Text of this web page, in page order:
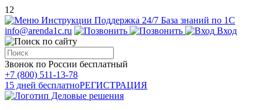
12
Инструкции Поддержка 24/7 База знаний по 1С
info@arenda1c.ru
Вход
Звонок по России бесплатный
+7 (800) 511-13-78
15 дней бесплатноРЕГИСТРАЦИЯ